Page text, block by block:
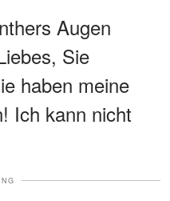
Augen
Sie
haben meine
Ich kann nicht